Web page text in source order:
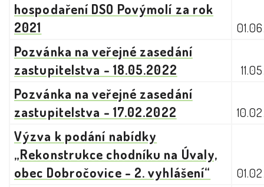
hospodaření DSO Povýmolí za rok
2021
Pozvánka na veřejné zasedání
zastupitelstva - 18.05.2022
Pozvánka na veřejné zasedání
zastupitelstva - 17.02.2022
Výzva k podání nabídky
„Rekonstrukce chodníku na Úvaly,
obec Dobročovice - 2. vyhlášení“